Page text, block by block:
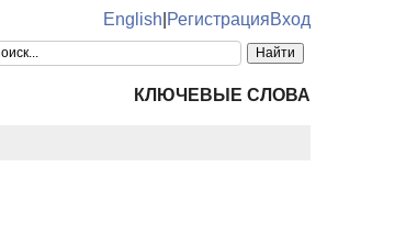
English РегистрацияВход
КЛЮЧЕВЫЕ СЛОВА